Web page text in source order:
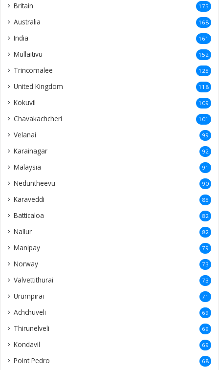
Britain 175
Australia 168
India 161
Mullaitivu 152
Trincomalee 125
United Kingdom 118
Kokuvil 109
Chavakachcheri 101
Velanai 99
Karainagar 92
Malaysia 91
Neduntheevu 90
Karaveddi 85
Batticaloa 82
Nallur 82
Manipay 79
Norway 73
Valvettithurai 73
Urumpirai 71
Achchuveli 69
Thirunelveli 69
Kondavil 69
Point Pedro 68